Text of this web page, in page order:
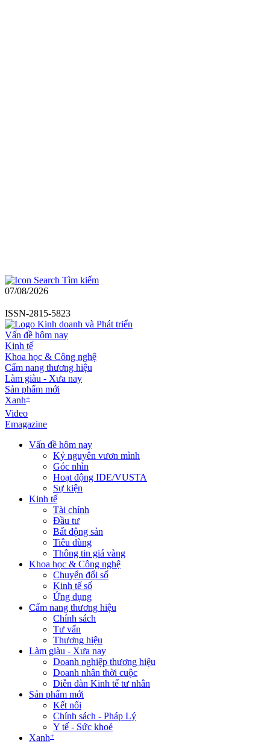
Tìm kiếm
07/08/2026
ISSN-2815-5823
Vấn đề hôm nay
Kinh tế
Khoa học & Công nghệ
Cẩm nang thương hiệu
Làm giàu - Xưa nay
Sản phẩm mới
Xanh+
Video
Emagazine
Vấn đề hôm nay
Kỷ nguyên vươn mình
Góc nhìn
Hoạt động IDE/VUSTA
Sự kiện
Kinh tế
Tài chính
Đầu tư
Bất động sản
Tiêu dùng
Thông tin giá vàng
Khoa học & Công nghệ
Chuyển đổi số
Kinh tế số
Ứng dụng
Cẩm nang thương hiệu
Chính sách
Tư vấn
Thương hiệu
Làm giàu - Xưa nay
Doanh nghiệp thương hiệu
Doanh nhân thời cuộc
Diễn đàn Kinh tế tư nhân
Sản phẩm mới
Kết nối
Chính sách - Pháp Lý
Y tế - Sức khoẻ
Xanh+